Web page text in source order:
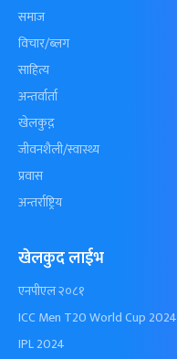
समाज
विचार/ब्लग
साहित्य
अन्तर्वार्ता
खेलकुद़़
जीवनशैली/स्वास्थ्य
प्रवास
अन्तर्राष्ट्रिय
खेलकुद लाईभ
एनपीएल २०८१
ICC Men T20 World Cup 2024
IPL 2024